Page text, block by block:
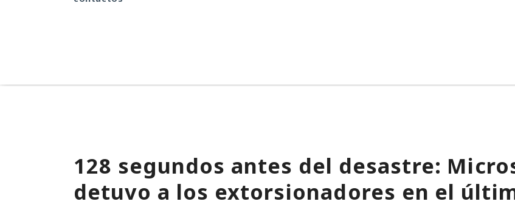
128 segundos antes del desastre:
detuvo a los extorsionadores en el